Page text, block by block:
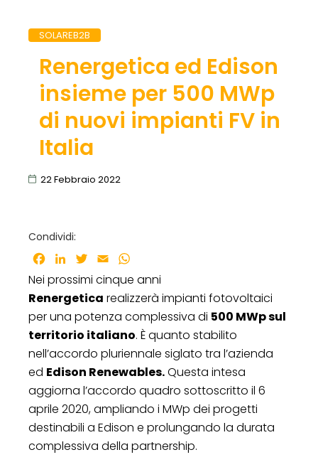
SOLAREB2B
Renergetica ed Edison
insieme per 500 MWp
di nuovi impianti FV in
Italia
22 Febbraio 2022
Condividi:
Facebook
LinkedInTwitter
Email
Nei prossimi cinque anni
Renergetica realizzerà impianti fotovoltaici
per una potenza complessiva di 500 MWp sul
territorio italiano. È quanto stabilito
nell’accordo pluriennale siglato tra l’azienda
ed Edison Renewables.Questa intesa
aggiorna l’accordo quadro sottoscritto il 6
aprile 2020, ampliando i MWp dei progetti
destinabili a Edison e prolungando la durata
complessiva della partnership.